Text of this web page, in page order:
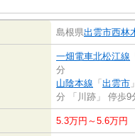
島根県出雲市西林
一畑電車北松江線
分
山陰本線 「 出雲市
分 「川跡」 停歩9
5.3万円～5.6万円